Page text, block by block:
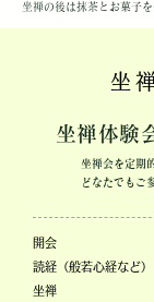
坐禅の後は抹茶とお菓子
坐
坐禅体験
坐禅会を定期
どなたでもご
開会
読経（般若心経など）
坐禅